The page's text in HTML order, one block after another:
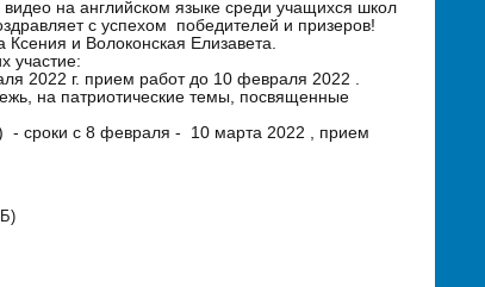
на английском языке среди учащихся школ
с успехом победителей и призеров!
и Волоконская Елизавета.
участие:
2022 г. прием работ до 10 февраля 2022 .
на патриотические темы, посвященные
- сроки с 8 февраля - 10 марта 2022 , прием